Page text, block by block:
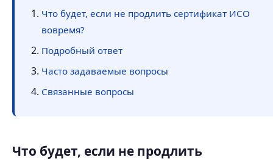
Что будет, если не продлить сертификат ИСО
вовремя?
Подробный ответ
Часто задаваемые вопросы
Связанные вопросы
Что будет, если не продлить